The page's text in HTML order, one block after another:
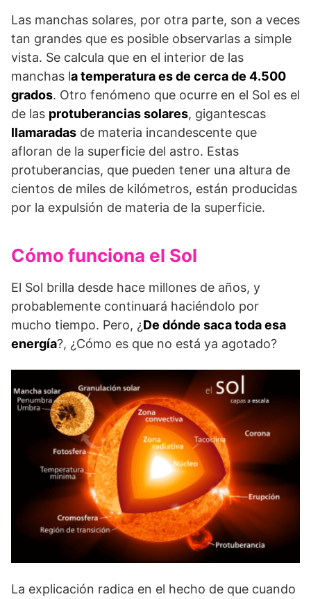
Las manchas solares, por otra parte, son a veces
tan grandes que es posible observarlas a simple
vista. Se calcula que en el interior de las
manchas la temperatura es de cerca de 4.500
grados. Otro fenómeno que ocurre en el Sol es el
de las protuberancias solares, gigantescas
llamaradas de materia incandescente que
afloran de la superficie del astro. Estas
protuberancias, que pueden tener una altura de
cientos de miles de kilómetros, están producidas
por la expulsión de materia de la superficie.
Cómo funciona el Sol
El Sol brilla desde hace millones de años, y
probablemente continuará haciéndolo por
mucho tiempo. Pero, ¿De dónde saca toda esa
energía?, ¿Cómo es que no está ya agotado?
La explicación radica en el hecho de que cuando